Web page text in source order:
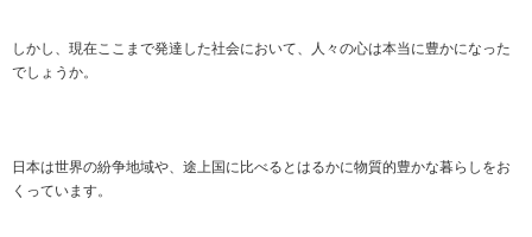
しかし、現在ここまで発達した社会において、人々の心は本当に豊かになった
でしょうか。
日本は世界の紛争地域や、途上国に比べるとはるかに物質的豊かな暮らしをお
くっています。